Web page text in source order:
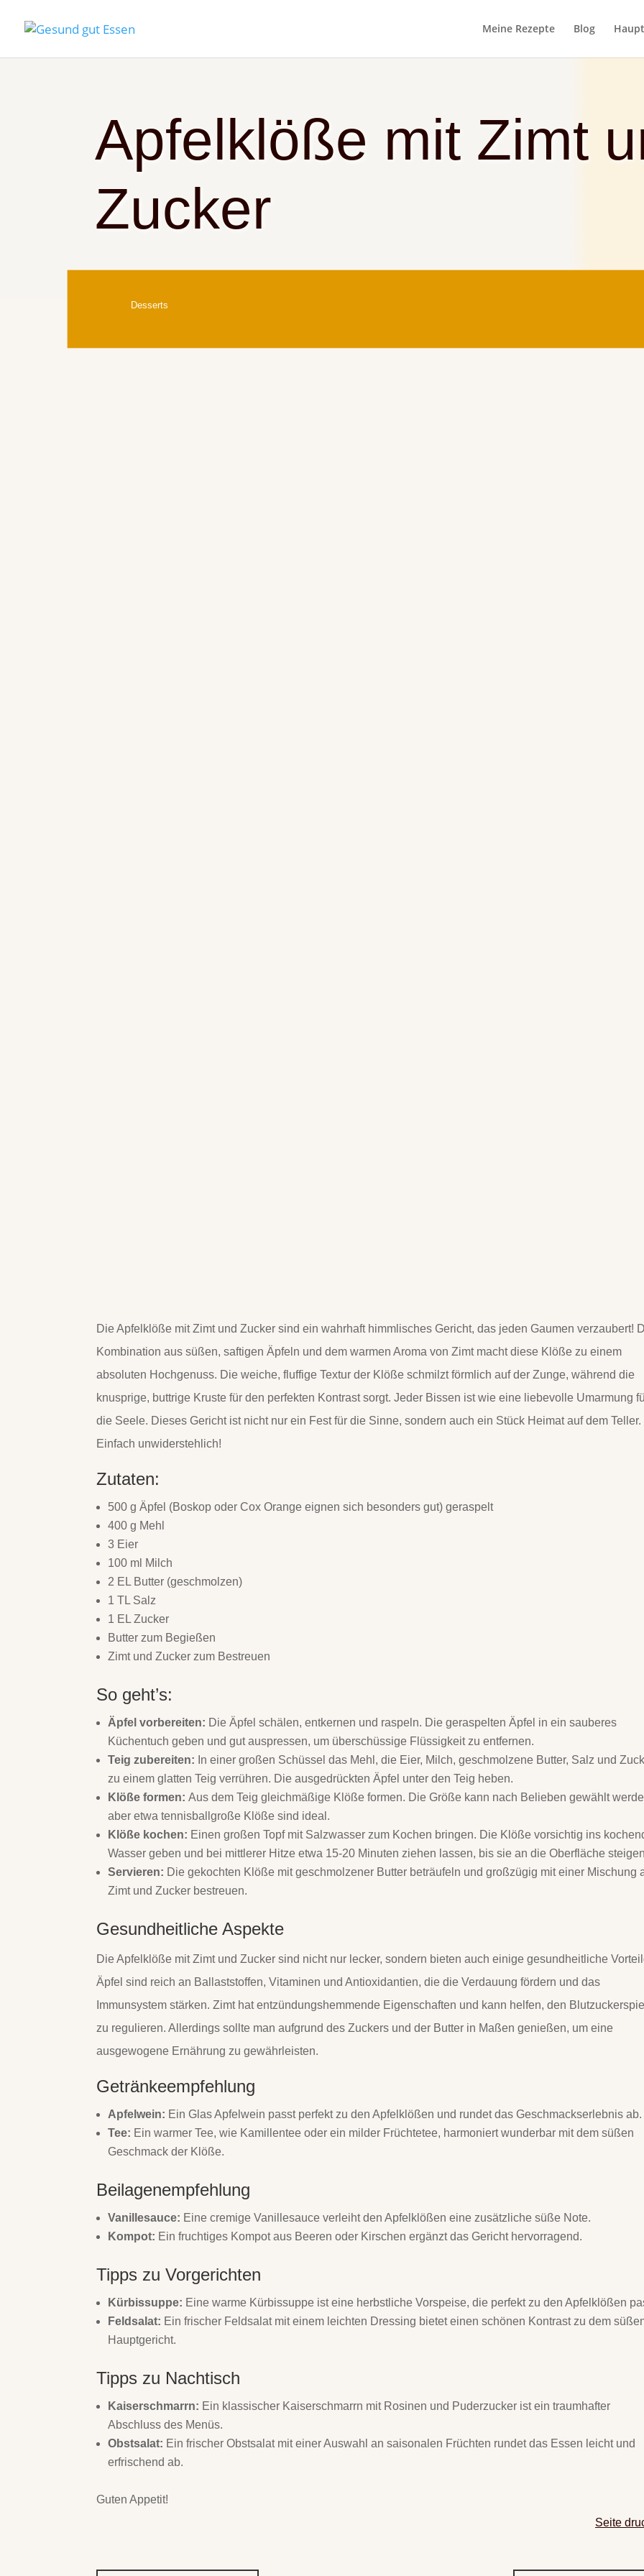
Meine Rezepte Blog
Apfelklöße mit Zimt
Zucker
Desserts
Die Apfelklöße mit Zimt und Zucker sind ein wahrhaft himmlisches Gericht, das jeden Gaumen verzaubert!
Kombination aus süßen, saftigen Äpfeln und dem warmen Aroma von Zimt macht diese Klöße zu einem
absoluten Hochgenuss. Die weiche, fluffige Textur der Klöße schmilzt förmlich auf der Zunge, während die
knusprige, buttrige Kruste für den perfekten Kontrast sorgt. Jeder Bissen ist wie eine liebevolle Umarmung
die Seele. Dieses Gericht ist nicht nur ein Fest für die Sinne, sondern auch ein Stück Heimat auf dem Teller.
Einfach unwiderstehlich!
Zutaten:
500 g Äpfel (Boskop oder Cox Orange eignen sich besonders gut) geraspelt
400 g Mehl
3 Eier
100 ml Milch
2 EL Butter (geschmolzen)
1 TL Salz
1 EL Zucker
Butter zum Begießen
Zimt und Zucker zum Bestreuen
So geht’s:
Äpfel vorbereiten: Die Äpfel schälen, entkernen und raspeln. Die geraspelten Äpfel in ein sauberes
Küchentuch geben und gut auspressen, um überschüssige Flüssigkeit zu entfernen.
Teig zubereiten: In einer großen Schüssel das Mehl, die Eier, Milch, geschmolzene Butter, Salz und
zu einem glatten Teig verrühren. Die ausgedrückten Äpfel unter den Teig heben.
Klöße formen: Aus dem Teig gleichmäßige Klöße formen. Die Größe kann nach Belieben gewählt
aber etwa tennisballgroße Klöße sind ideal.
Klöße kochen: Einen großen Topf mit Salzwasser zum Kochen bringen. Die Klöße vorsichtig ins
Wasser geben und bei mittlerer Hitze etwa 15-20 Minuten ziehen lassen, bis sie an die Oberfläche
Servieren: Die gekochten Klöße mit geschmolzener Butter beträufeln und großzügig mit einer Mischung
Zimt und Zucker bestreuen.
Gesundheitliche Aspekte
Die Apfelklöße mit Zimt und Zucker sind nicht nur lecker, sondern bieten auch einige gesundheitliche
Äpfel sind reich an Ballaststoffen, Vitaminen und Antioxidantien, die die Verdauung fördern und das
Immunsystem stärken. Zimt hat entzündungshemmende Eigenschaften und kann helfen, den
zu regulieren. Allerdings sollte man aufgrund des Zuckers und der Butter in Maßen genießen, um eine
ausgewogene Ernährung zu gewährleisten.
Getränkeempfehlung
Apfelwein: Ein Glas Apfelwein passt perfekt zu den Apfelklößen und rundet das Geschmackserlebnis ab.
Tee: Ein warmer Tee, wie Kamillentee oder ein milder Früchtetee, harmoniert wunderbar mit dem süßen
Geschmack der Klöße.
Beilagenempfehlung
Vanillesauce: Eine cremige Vanillesauce verleiht den Apfelklößen eine zusätzliche süße Note.
Kompot: Ein fruchtiges Kompot aus Beeren oder Kirschen ergänzt das Gericht hervorragend.
Tipps zu Vorgerichten
Kürbissuppe: Eine warme Kürbissuppe ist eine herbstliche Vorspeise, die perfekt zu den Apfelklößen
Feldsalat: Ein frischer Feldsalat mit einem leichten Dressing bietet einen schönen Kontrast zu dem
Hauptgericht.
Tipps zu Nachtisch
Kaiserschmarrn: Ein klassischer Kaiserschmarrn mit Rosinen und Puderzucker ist ein traumhafter
Abschluss des Menüs.
Obstsalat: Ein frischer Obstsalat mit einer Auswahl an saisonalen Früchten rundet das Essen leicht und
erfrischend ab.
Guten Appetit!
Seite